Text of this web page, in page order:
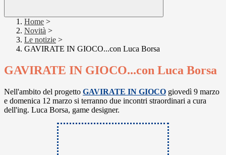
Home >
Novità >
Le notizie >
GAVIRATE IN GIOCO...con Luca Borsa
GAVIRATE IN GIOCO...con Luca Borsa
Nell'ambito del progetto GAVIRATE IN GIOCO giovedì 9 marzo
e domenica 12 marzo si terranno due incontri straordinari a cura
dell'ing. Luca Borsa, game designer.